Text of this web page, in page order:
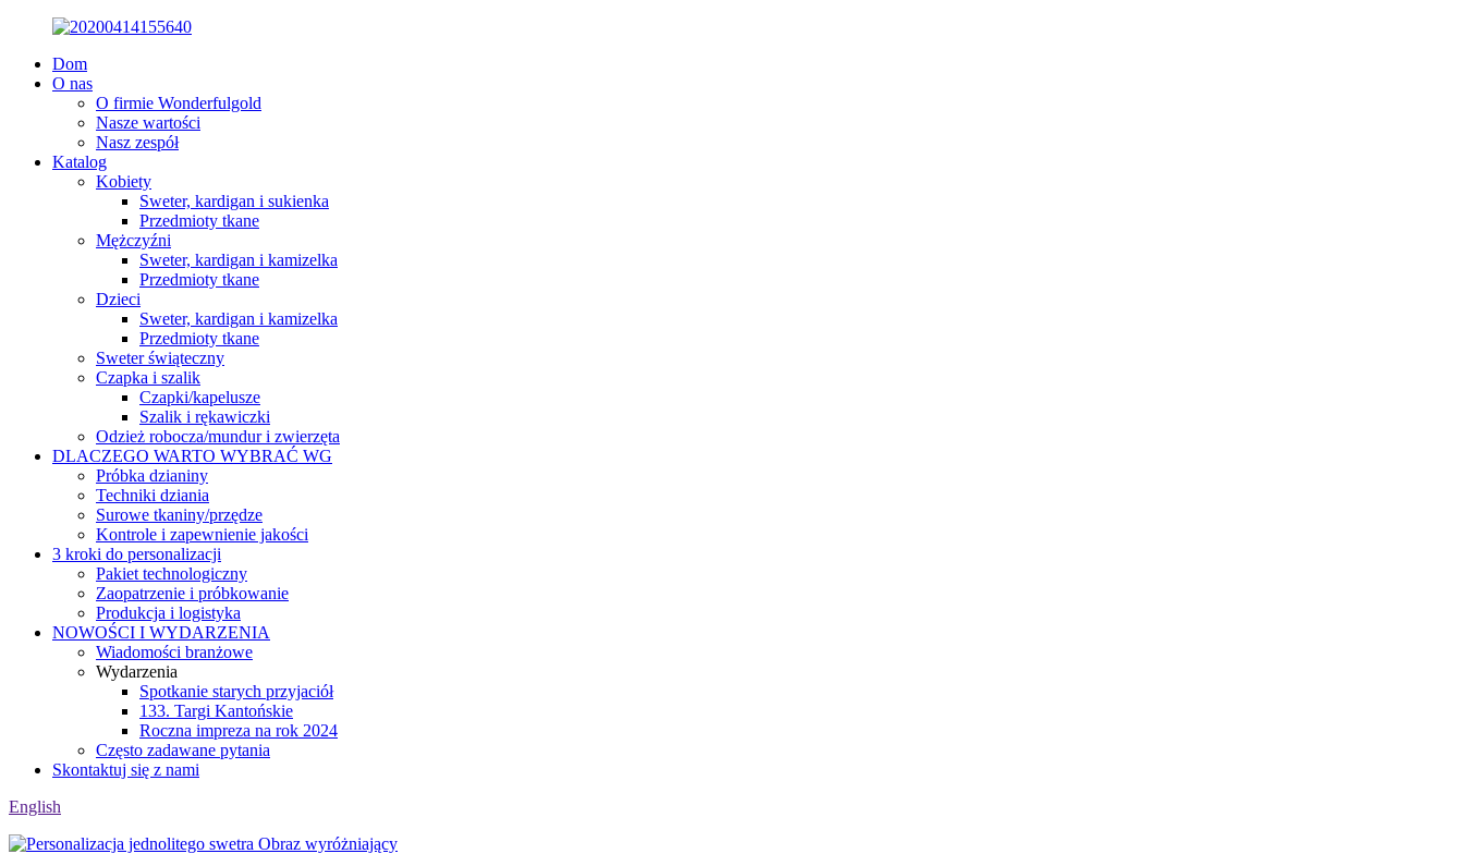
Dom
O nas
O firmie Wonderfulgold
Nasze wartości
Nasz zespół
Katalog
Kobiety
Sweter, kardigan i sukienka
Przedmioty tkane
Mężczyźni
Sweter, kardigan i kamizelka
Przedmioty tkane
Dzieci
Sweter, kardigan i kamizelka
Przedmioty tkane
Sweter świąteczny
Czapka i szalik
Czapki/kapelusze
Szalik i rękawiczki
Odzież robocza/mundur i zwierzęta
DLACZEGO WARTO WYBRAĆ WG
Próbka dzianiny
Techniki dziania
Surowe tkaniny/przędze
Kontrole i zapewnienie jakości
3 kroki do personalizacji
Pakiet technologiczny
Zaopatrzenie i próbkowanie
Produkcja i logistyka
NOWOŚCI I WYDARZENIA
Wiadomości branżowe
Wydarzenia
Spotkanie starych przyjaciół
133. Targi Kantońskie
Roczna impreza na rok 2024
Często zadawane pytania
Skontaktuj się z nami
English